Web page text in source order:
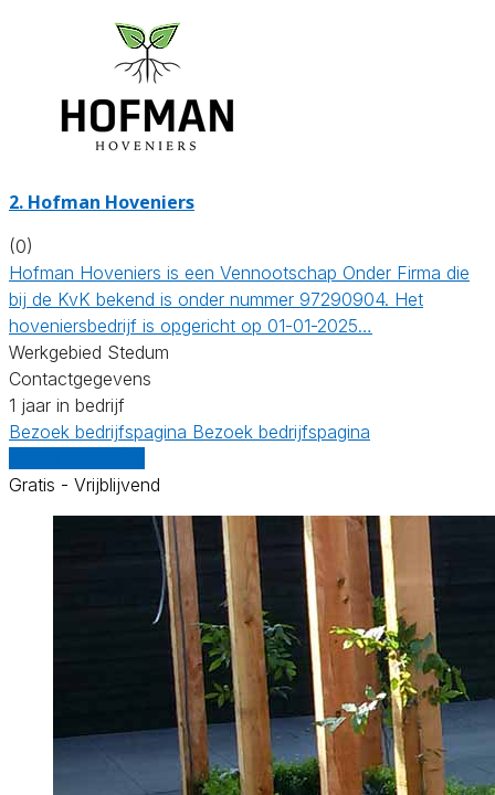
2. Hofman Hoveniers
(0)
Hofman Hoveniers is een Vennootschap Onder Firma die
bij de KvK bekend is onder nummer 97290904. Het
hoveniersbedrijf is opgericht op 01-01-2025…
Werkgebied Stedum
Contactgegevens
1 jaar in bedrijf
Bezoek bedrijfspagina Bezoek bedrijfspagina
Gratis - Vrijblijvend